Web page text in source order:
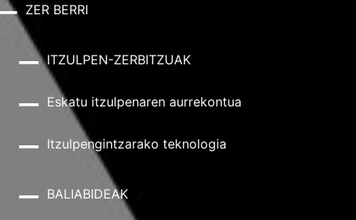
ZER BERRI
ITZULPEN-ZERBITZUAK
Eskatu itzulpenaren aurrekontua
Itzulpengintzarako teknologia
BALIABIDEAK